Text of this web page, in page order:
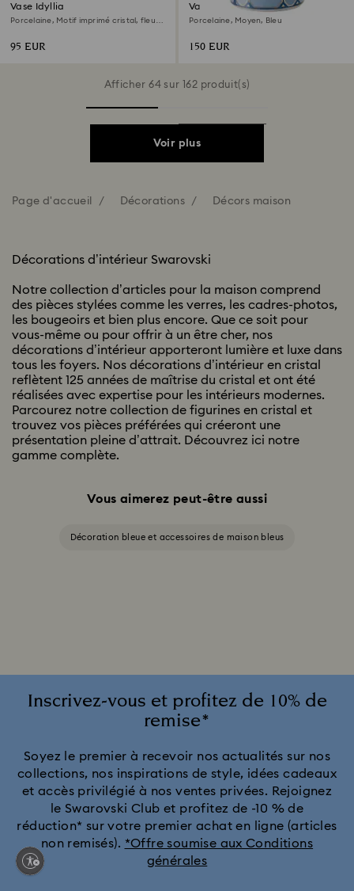
Vase Idyllia
Porcelaine, Motif imprimé cristal, fleur,
95 EUR
Vase Signum
Porcelaine, Moyen, Bleu
150 EUR
Afficher 64 sur 162 produit(s)
Voir plus
Page d'accueil Décorations Décors maison
Décorations d’intérieur Swarovski
Notre collection d’articles pour la maison comprend
des pièces stylées comme les verres, les cadres-photos,
les bougeoirs et bien plus encore. Que ce soit pour
vous-même ou pour offrir à un être cher, nos
décorations d’intérieur apporteront lumière et luxe dans
tous les foyers. Nos décorations d’intérieur en cristal
reflètent 125 années de maîtrise du cristal et ont été
réalisées avec expertise pour les intérieurs modernes.
Parcourez notre collection de figurines en cristal et
trouvez vos pièces préférées qui créeront une
présentation pleine d’attrait. Découvrez ici notre
gamme complète.
Vous aimerez peut-être aussi
Décoration bleue et accessoires de maison bleus
Inscrivez-vous et profitez de 10% de
remise*
Soyez le premier à recevoir nos actualités sur nos
collections, nos inspirations de style, idées cadeaux
et accès privilégié à nos ventes privées. Rejoignez
le Swarovski Club et profitez de -10 % de
réduction* sur votre premier achat en ligne (articles
non remisés). *Offre soumise aux Conditions
générales